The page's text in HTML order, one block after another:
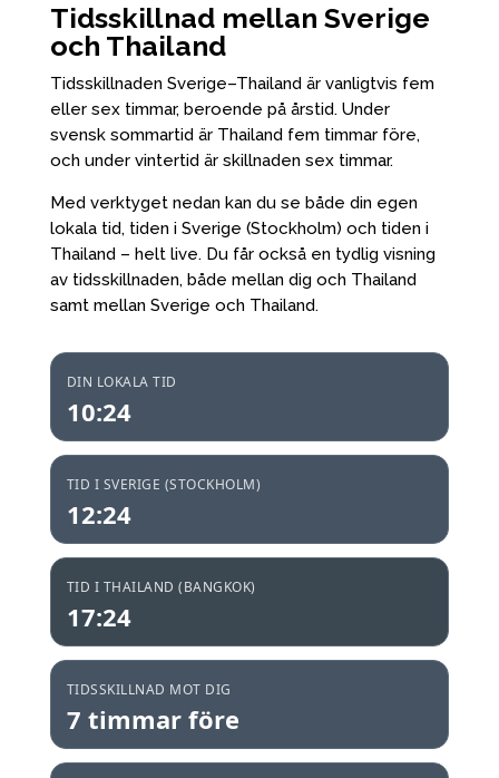
Tidsskillnad mellan Sverige
och Thailand
Tidsskillnaden Sverige–Thailand är vanligtvis fem
eller sex timmar, beroende på årstid. Under
svensk sommartid är Thailand fem timmar före,
och under vintertid är skillnaden sex timmar.
Med verktyget nedan kan du se både din egen
lokala tid, tiden i Sverige (Stockholm) och tiden i
Thailand – helt live. Du får också en tydlig visning
av tidsskillnaden, både mellan dig och Thailand
samt mellan Sverige och Thailand.
DIN LOKALA TID
10:24
TID I SVERIGE (STOCKHOLM)
12:24
TID I THAILAND (BANGKOK)
17:24
TIDSSKILLNAD MOT DIG
7 timmar före